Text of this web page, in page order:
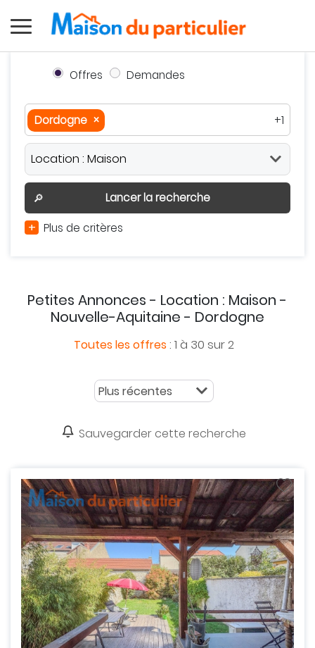
Offres Demandes
Dordogne ×
+1
Autour de moi
Effacer
Valider
🔎
Lancer la recherche
+ Plus de critères
Petites Annonces - Location : Maison -
Nouvelle-Aquitaine - Dordogne
Toutes les offres: 1 à 30 sur 2
Sauvegarder cette recherche